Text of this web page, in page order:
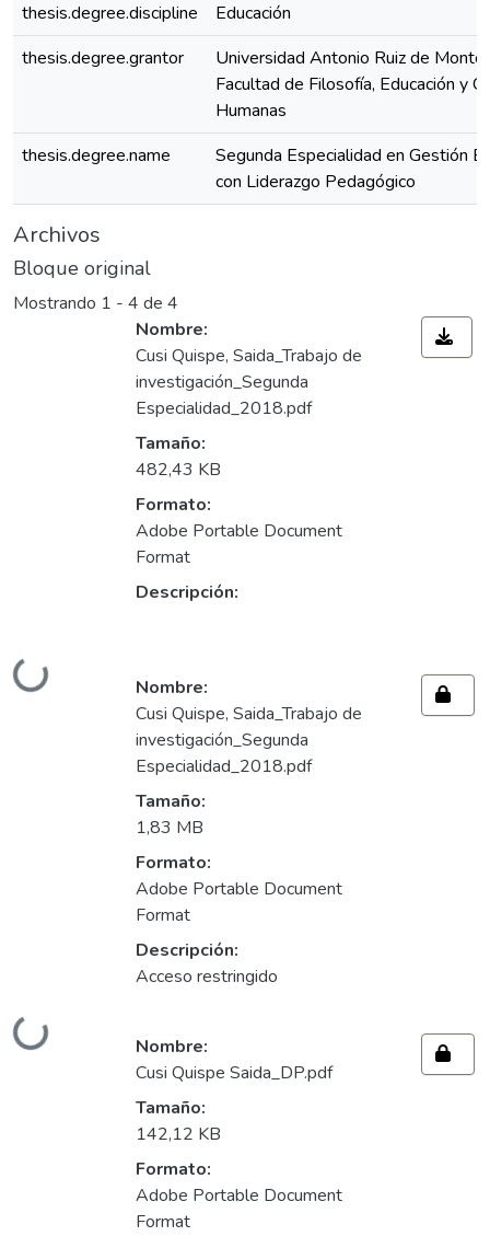
thesis.degree.discipline
Educación
thesis.degree.grantor
Universidad Antonio Ruiz de
Facultad de Filosofía, Educación y
Humanas
thesis.degree.name
Segunda Especialidad en Gestión
con Liderazgo Pedagógico
Archivos
Bloque original
Mostrando 1 - 4 de 4
Cargando...
Nombre:
Cusi Quispe, Saida_Trabajo de
investigación_Segunda
Especialidad_2018.pdf
Tamaño:
482,43 KB
Formato:
Adobe Portable Document
Format
Descripción:
Cargando...
Nombre:
Cusi Quispe, Saida_Trabajo de
investigación_Segunda
Especialidad_2018.pdf
Tamaño:
1,83 MB
Formato:
Adobe Portable Document
Format
Descripción:
Acceso restringido
Nombre:
Cusi Quispe Saida_DP.pdf
Tamaño:
142,12 KB
Formato:
Adobe Portable Document
Format